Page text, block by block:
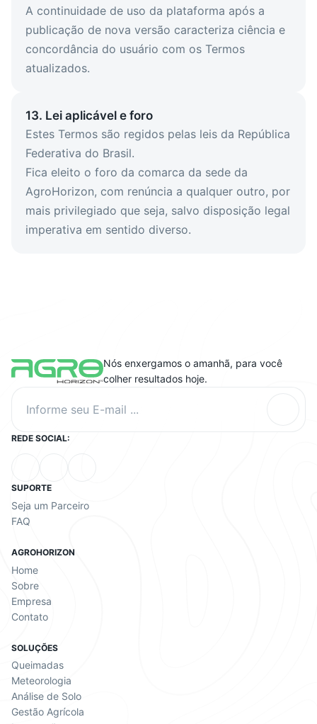
A continuidade de uso da plataforma após a
publicação de nova versão caracteriza ciência e
concordância do usuário com os Termos
atualizados.
13. Lei aplicável e foro
Estes Termos são regidos pelas leis da República
Federativa do Brasil.
Fica eleito o foro da comarca da sede da
AgroHorizon, com renúncia a qualquer outro, por
mais privilegiado que seja, salvo disposição legal
imperativa em sentido diverso.
Nós enxergamos o amanhã, para você
colher resultados hoje.
Informe seu E-mail ...
REDE SOCIAL:
SUPORTE
Seja um Parceiro
FAQ
AGROHORIZON
Home
Sobre
Empresa
Contato
SOLUÇÕES
Queimadas
Meteorologia
Análise de Solo
Gestão Agrícola